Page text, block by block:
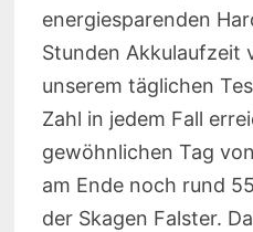
energiesparenden
Stunden Akkulaufzeit
unserem täglichen
Zahl in jedem Fall
gewöhnlichen Tag
am Ende noch rund
der Skagen Falster.